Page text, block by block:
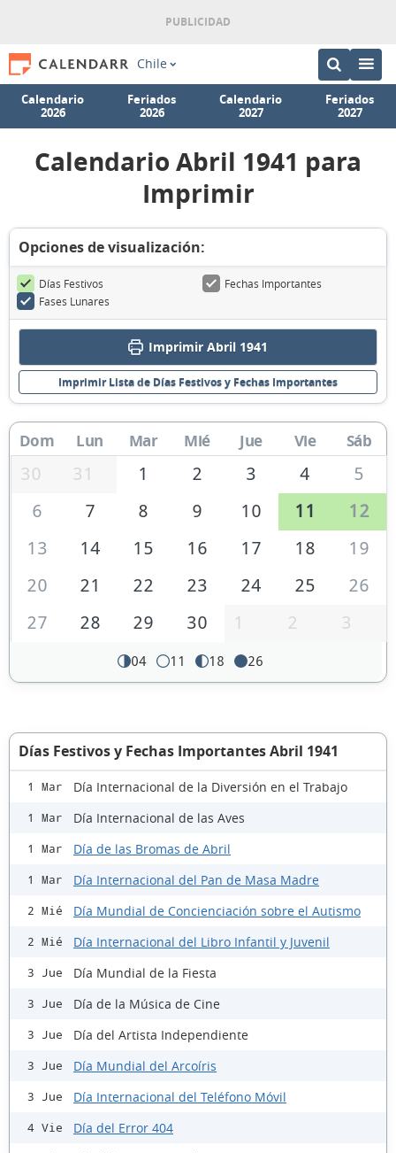
Chile
Calendario
2026
Feriados
2026
Calendario
2027
Feriados
2027
Calendario Abril 1941 para
Imprimir
Opciones de visualización:
Días Festivos
Fechas Importantes
Fases Lunares
Imprimir Abril 1941
Imprimir Lista de Días Festivos y Fechas Importantes
Dom Lun Mar Mié Jue Vie Sáb
30 31 1 2 3 4
5
6
7 8 9 10 11
12
13
14 15 16 17 18
19
20
21 22 23 24 25
26
27
28 29 30 1 2 3
04 11 18 26
Días Festivos y Fechas Importantes Abril 1941
1 Mar Día Internacional de la Diversión en el Trabajo
1 Mar Día Internacional de las Aves
1 Mar Día de las Bromas de Abril
1 Mar Día Internacional del Pan de Masa Madre
2 Mié Día Mundial de Concienciación sobre el Autismo
2 Mié Día Internacional del Libro Infantil y Juvenil
3 Jue Día Mundial de la Fiesta
3 Jue Día de la Música de Cine
3 Jue Día del Artista Independiente
3 Jue Día Mundial del Arcoíris
3 Jue Día Internacional del Teléfono Móvil
4 Vie Día del Error 404